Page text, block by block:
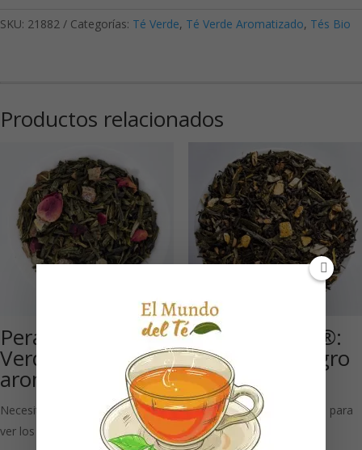
SKU: 21882 Categorías: Té Verde, Té Verde Aromatizado, Tés Bio
Productos relacionados
Pera-Lichi: Té
Verde
aromatizado
Necesitas estar registrado para
ver los precios
Kashmiri Tee ®:
Té verde y negro
aromatizado
Necesitas estar registrado para
ver los precios